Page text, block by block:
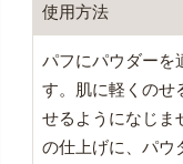
使用方法
パフにパウダーを
す。肌に軽くのせ
せるようになじま
の仕上げに、パウ